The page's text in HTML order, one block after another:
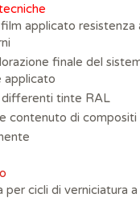
applicato resistenza
finale del
applicato
differenti tinte RAL
contenuto di compositi
cicli di verniciatura a